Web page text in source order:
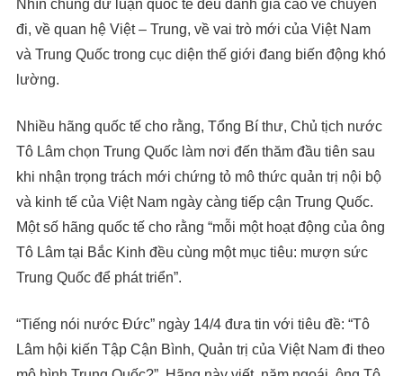
Nhìn chung dư luận quốc tế đều đánh giá cao về chuyến
đi, về quan hệ Việt – Trung, về vai trò mới của Việt Nam
và Trung Quốc trong cục diện thế giới đang biến động khó
lường.
Nhiều hãng quốc tế cho rằng, Tổng Bí thư, Chủ tịch nước
Tô Lâm chọn Trung Quốc làm nơi đến thăm đầu tiên sau
khi nhận trọng trách mới chứng tỏ mô thức quản trị nội bộ
và kinh tế của Việt Nam ngày càng tiếp cận Trung Quốc.
Một số hãng quốc tế cho rằng “mỗi một hoạt động của ông
Tô Lâm tại Bắc Kinh đều cùng một mục tiêu: mượn sức
Trung Quốc để phát triển”.
“Tiếng nói nước Đức” ngày 14/4 đưa tin với tiêu đề: “Tô
Lâm hội kiến Tập Cận Bình, Quản trị của Việt Nam đi theo